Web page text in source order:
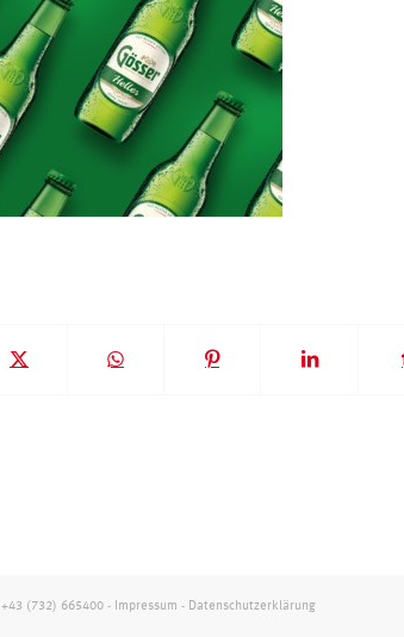
+43 (732) 665400 - Impressum - Datenschutzerklärung